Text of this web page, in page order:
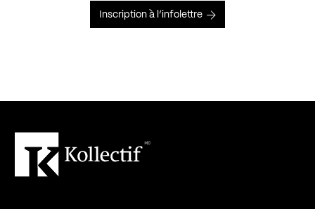
Inscription à l’infolettre